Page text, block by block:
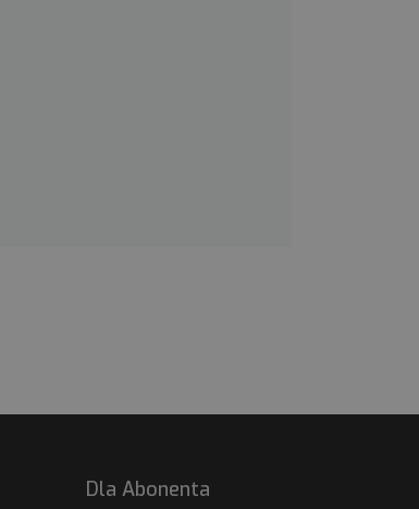
Dla Abonenta